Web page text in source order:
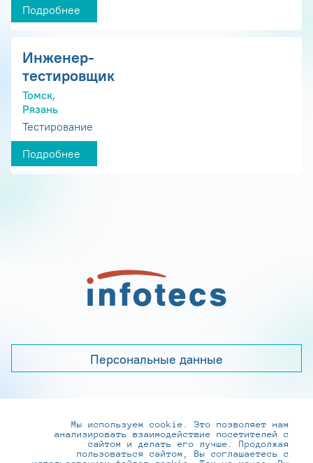
Подробнее
Инженер-
тестировщик
Томск,
Рязань
Тестирование
Подробнее
Персональные данные
+7 (495) 737-6192, 8-800-250-0-260
practice@infotecs.ru,hr@infotecs.ru
Мы используем cookie. Это позволяет нам
анализировать взаимодействие посетителей с
сайтом и делать его лучше. Продолжая
пользоваться сайтом, Вы соглашаетесь с